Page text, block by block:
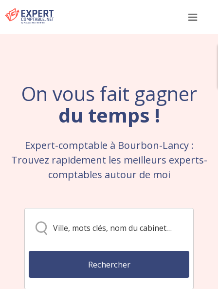
Menu
On vous fait gagner
du temps !
Expert-comptable à Bourbon-Lancy :
Trouvez rapidement les meilleurs experts-
comptables autour de moi